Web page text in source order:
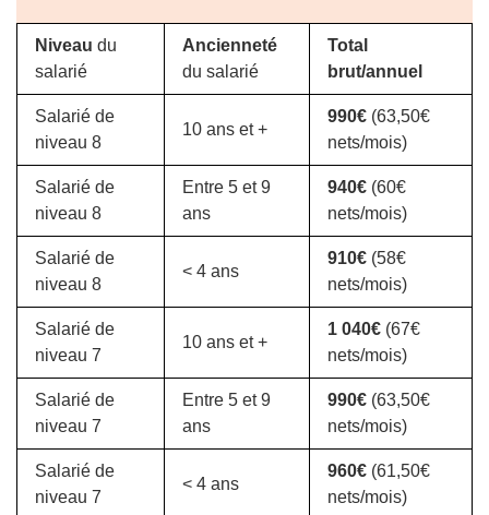
Niveau du
salarié
Ancienneté
du salarié
Total
brut/annuel
Salarié de
niveau 8
10 ans et +
990€ (63,50€
nets/mois)
Salarié de
niveau 8
Entre 5 et 9
ans
940€ (60€
nets/mois)
Salarié de
niveau 8
< 4 ans
910€ (58€
nets/mois)
Salarié de
niveau 7
10 ans et +
1 040€ (67€
nets/mois)
Salarié de
niveau 7
Entre 5 et 9
ans
990€ (63,50€
nets/mois)
Salarié de
niveau 7
< 4 ans
960€ (61,50€
nets/mois)